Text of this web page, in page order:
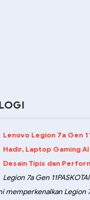
Suprise Kepada
Lenovo Legion 7a Gen
Hadir, Laptop Gaming
Desain Tipis dan
Legion 7a Gen
memperkenalkan Legion